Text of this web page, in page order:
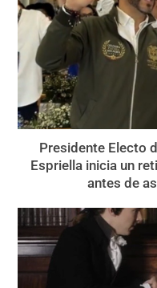
Presidente Electo
Espriella inicia un
antes de